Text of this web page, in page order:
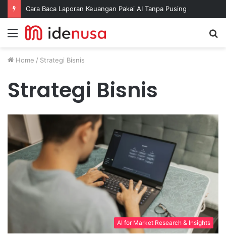
Cara Baca Laporan Keuangan Pakai AI Tanpa Pusing
Menu
Home / Strategi Bisnis
Strategi Bisnis
AI for Market Research & Insights